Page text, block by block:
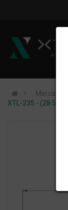
XTL-235 - (28.532/